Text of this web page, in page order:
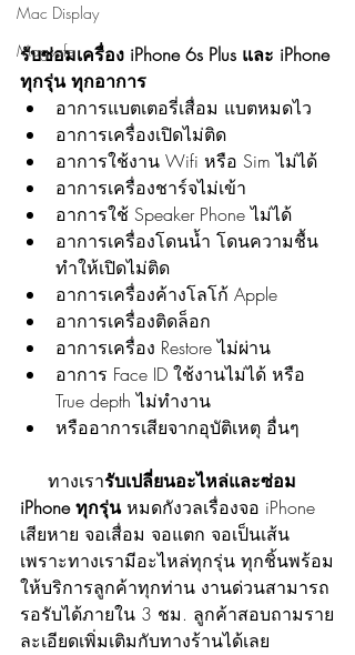
Mac Display
Magsafe
รับซ่อมเครื่อง iPhone 6s Plus และ iPhone
ทุกรุ่น ทุกอาการ
อาการแบตเตอรี่เสื่อม แบตหมดไว
อาการเครื่องเปิดไม่ติด
อาการใช้งาน Wifi หรือ Sim ไม่ได้
อาการเครื่องชาร์จไม่เข้า
อาการใช้ Speaker Phone ไม่ได้
อาการเครื่องโดนน้ำ โดนความชื้น
ทำให้เปิดไม่ติด
อาการเครื่องค้างโลโก้ Apple
อาการเครื่องติดล็อก
อาการเครื่อง Restore ไม่ผ่าน
อาการ Face ID ใช้งานไม่ได้ หรือ
True depth ไม่ทำงาน
หรืออาการเสียจากอุบัติเหตุ อื่นๆ
     ทางเรา
รับเปลี่ยนอะไหล่และซ่อม
iPhone ทุกรุ่น หมดกังวลเรื่องจอ iPhone
เสียหาย จอเสื่อม จอแตก จอเป็นเส้น
เพราะทางเรามีอะไหล่ทุกรุ่น ทุกชิ้นพร้อม
ให้บริการลูกค้าทุกท่าน งานด่วนสามารถ
รอรับได้ภายใน 3 ชม. ลูกค้าสอบถามราย
ละเอียดเพิ่มเติมกับทางร้านได้เลย